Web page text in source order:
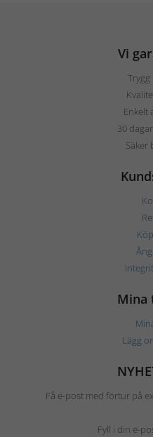
Vi
Trygg
Enkelt
30
Säker
Mina
Lägg
Få e-post med förtur på
Fyll i din e-